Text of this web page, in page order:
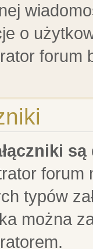
o
forum
forum
typów
można